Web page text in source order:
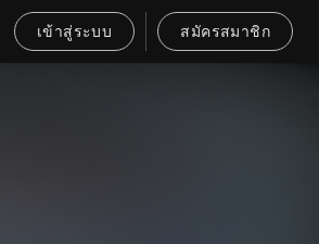
เข้าสู่ระบบ สมัครสมาชิก